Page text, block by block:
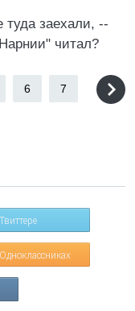
заехали, --
читал?
6 7